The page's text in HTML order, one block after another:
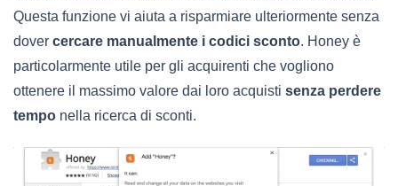
Questa funzione vi aiuta a risparmiare ulteriormente senza
dover cercare manualmente i codici sconto. Honey è
particolarmente utile per gli acquirenti che vogliono
ottenere il massimo valore dai loro acquisti senza perdere
tempo nella ricerca di sconti.